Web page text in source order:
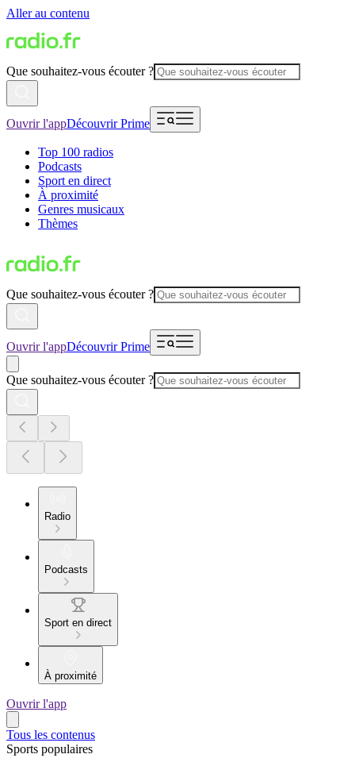
Aller au contenu
Que souhaitez-vous écouter ?
Ouvrir l'appDécouvrir Prime
Top 100 radios
Podcasts
Sport en direct
À proximité
Genres musicaux
Thèmes
Que souhaitez-vous écouter ?
Ouvrir l'appDécouvrir Prime
Que souhaitez-vous écouter ?
Radio
Podcasts
Sport en direct
À proximité
Ouvrir l'app
Tous les contenus
Sports populaires